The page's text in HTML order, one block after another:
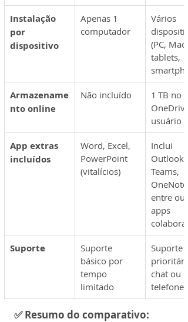
Instalação
por
dispositivo
Apenas 1
computador
Vários
(PC, Mac,
tablets,
Armazename
nto online
Não incluído
1 TB no
usuário
App extras
incluídos
Word, Excel,
PowerPoint
(vitalícios)
Inclui
Outlook,
Teams,
OneNote,
entre
apps
Suporte
Suporte
básico por
tempo
limitado
Suporte
chat ou
telefone
✅ Resumo do comparativo: